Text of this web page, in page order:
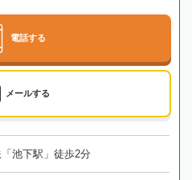
電話する
メールする
池下駅」徒歩2分